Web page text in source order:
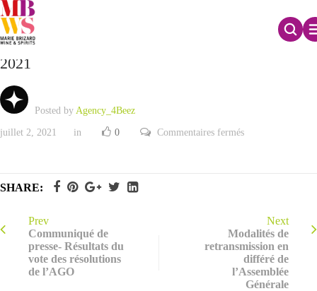
Bilan semestriel du contrat de liquidité au 30 juin
2021
Posted by Agency_4Beez
juillet 2, 2021 in 0 Commentaires ferméssur
2021
SHARE:
Prev
Communiqué de
presse- Résultats du
vote des résolutions
de l’AGO
Next
Modalités de
retransmission en
différé de
l’Assemblée
Générale